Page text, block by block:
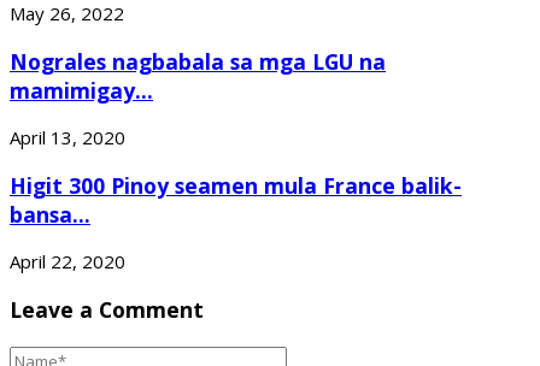
May 26, 2022
Nograles nagbabala sa mga LGU na
mamimigay...
April 13, 2020
Higit 300 Pinoy seamen mula France balik-
bansa...
April 22, 2020
Leave a Comment